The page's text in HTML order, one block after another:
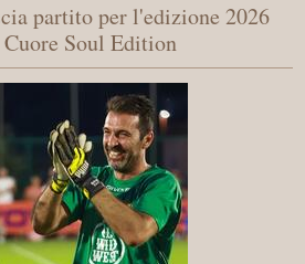
partito per l'edizione 2026
Soul Edition